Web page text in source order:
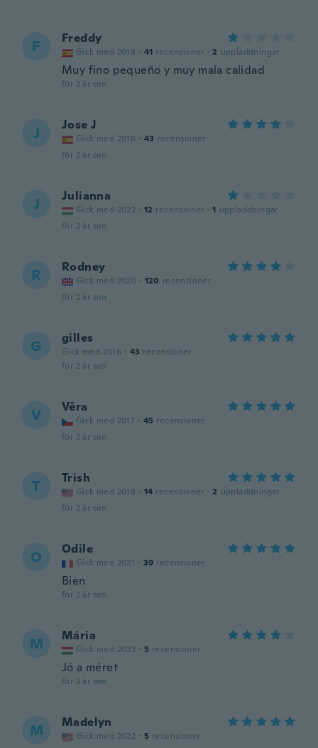
F Freddy
Gick med 2018 · 41 recensioner · 2 uppladdningar
Muy fino pequeño y muy mala calidad
för 2 år sen
J Jose J
Gick med 2016 · 43 recensioner
för 2 år sen
J Julianna
Gick med 2022 · 12 recensioner · 1 uppladdningar
för 2 år sen
R Rodney
Gick med 2020 · 120 recensioner
för 2 år sen
G gilles
Gick med 2016 · 43 recensioner
för 2 år sen
V Věra
Gick med 2017 · 45 recensioner
för 2 år sen
T Trish
Gick med 2018 · 14 recensioner · 2 uppladdningar
för 2 år sen
O Odile
Gick med 2021 · 39 recensioner
Bien
för 2 år sen
M Mária
Gick med 2023 · 5 recensioner
Jó a méret
för 2 år sen
M Madelyn
Gick med 2022 · 5 recensioner